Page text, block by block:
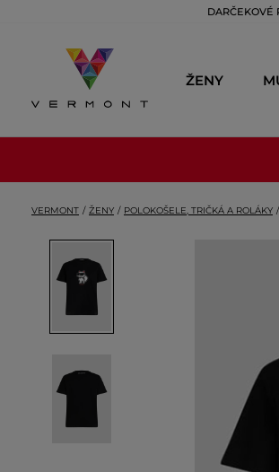
DARČEKOVÉ
ŽENY
VERMONT ŽENY POLOKOŠELE, TRIČKÁ A ROLÁKY